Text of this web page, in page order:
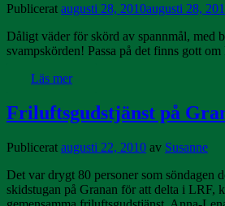
Publicerat augusti 28, 2010augusti 28,
Dåligt väder för skörd av spannmål, med
svampskörden! Passa på det finns gott om
Läs mer
Friluftsgudstjänst på
Publicerat augusti 22, 2010 av Susanne
Det var drygt 80 personer som söndagen
skidstugan på Granan för att delta i LRF,